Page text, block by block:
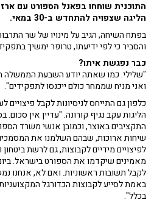
התוכנית שוחחו בפאנל הספורט עם
הליגה שצפויה להתחדש ב-30 במאי.
בפתח השיחה, הגיב על מינויו של שר
והסביר כי לפי ידיעתו, טרופר ימשיך בתפקיד 3
כבר נפגשת איתו?
"שלילי. כמו שאתה יודע השבעת הממשלה
ואני מניח שממחר כולם ייכנסו לתפקידים".
כלפון גם התייחס לניסיונות לקבל
הליגות עקב נגיף קורונה. "עדיין אין
התקציבים באוצר, וכמובן אנשי משרד
שיחות ארוכות, שבהם השלמנו את
לפיצויים מידיים לקבוצות, גם לרשת
מאמינים שיקדמו את הספורט בישראל.
לקבל תשובות ראשוניות. ואם לא, אנחנו
באמת לסייע לקבוצות הכדורגל
בכלל".